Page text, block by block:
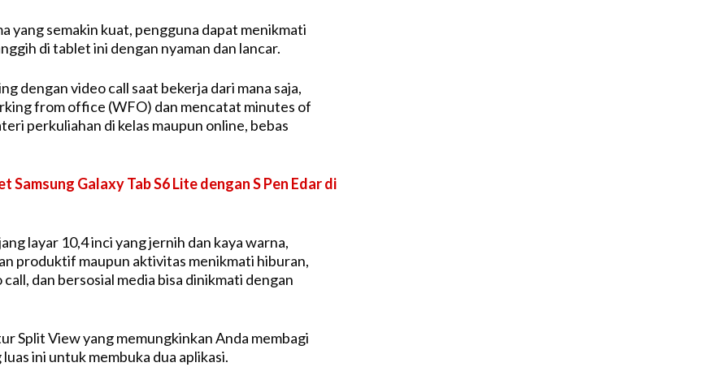
yang semakin kuat, pengguna dapat menikmati
di tablet ini dengan nyaman dan lancar.
dengan video call saat bekerja dari mana saja,
from office (WFO) dan mencatat minutes of
perkuliahan di kelas maupun online, bebas
Samsung Galaxy Tab S6 Lite dengan S Pen Edar di
layar 10,4 inci yang jernih dan kaya warna,
produktif maupun aktivitas menikmati hiburan,
dan bersosial media bisa dinikmati dengan
Split View yang memungkinkan Anda membagi
ini untuk membuka dua aplikasi.